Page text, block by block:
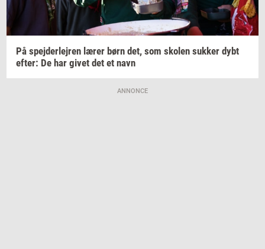
På spej­der­lej­ren lærer børn det, som sko­len suk­ker dybt
efter: De har givet det et navn
ANNONCE